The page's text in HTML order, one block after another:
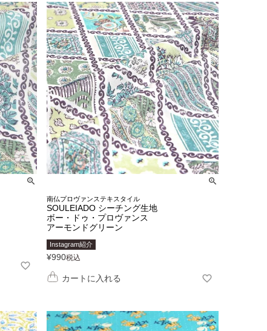
南仏プロヴァンステキスタイル
SOULEIADO シーチング生地
ボー・ドゥ・プロヴァンス
アーモンドグリーン
Instagram紹介
¥990税込
カートに入れる